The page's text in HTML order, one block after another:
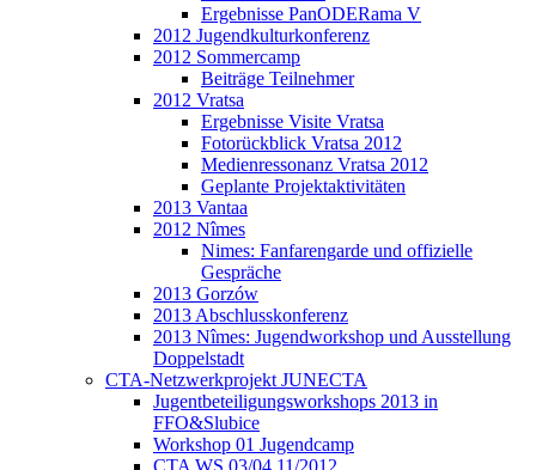
Ergebnisse PanODERama V
2012 Jugendkulturkonferenz
2012 Sommercamp
Beiträge Teilnehmer
2012 Vratsa
Ergebnisse Visite Vratsa
Fotorückblick Vratsa 2012
Medienressonanz Vratsa 2012
Geplante Projektaktivitäten
2013 Vantaa
2012 Nîmes
Nimes: Fanfarengarde und offizielle
Gespräche
2013 Gorzów
2013 Abschlusskonferenz
2013 Nîmes: Jugendworkshop und Ausstellung
Doppelstadt
CTA-Netzwerkprojekt JUNECTA
Jugentbeteiligungsworkshops 2013 in
FFO&Slubice
Workshop 01 Jugendcamp
CTA WS 03/04 11/2012